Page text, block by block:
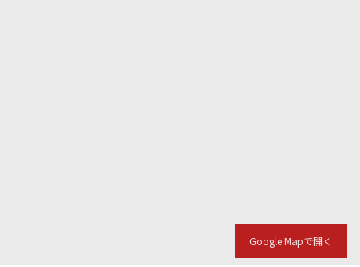
Google Mapで開く